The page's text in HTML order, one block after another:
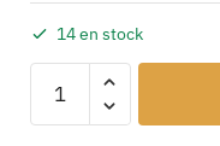
14 en stock